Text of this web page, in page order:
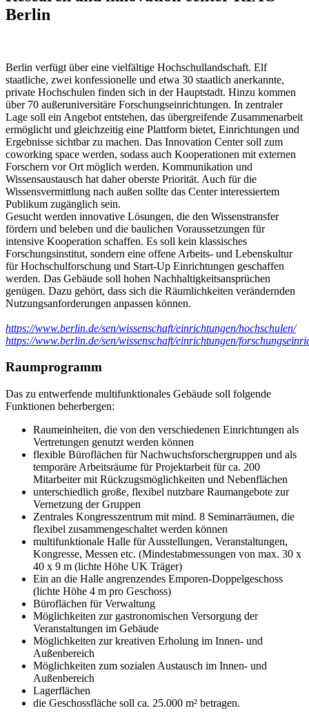
Berlin
Berlin verfügt über eine vielfältige Hochschullandschaft. Elf
staatliche, zwei konfessionelle und etwa 30 staatlich anerkannte,
private Hochschulen finden sich in der Hauptstadt. Hinzu kommen
über 70 außeruniversitäre Forschungseinrichtungen. In zentraler
Lage soll ein Angebot entstehen, das übergreifende Zusammenarbeit
ermöglicht und gleichzeitig eine Plattform bietet, Einrichtungen und
Ergebnisse sichtbar zu machen. Das Innovation Center soll zum
coworking space werden, sodass auch Kooperationen mit externen
Forschern vor Ort möglich werden. Kommunikation und
Wissensaustausch hat daher oberste Priorität. Auch für die
Wissensvermittlung nach außen sollte das Center interessiertem
Publikum zugänglich sein.
Gesucht werden innovative Lösungen, die den Wissenstransfer
fördern und beleben und die baulichen Voraussetzungen für
intensive Kooperation schaffen. Es soll kein klassisches
Forschungsinstitut, sondern eine offene Arbeits- und Lebenskultur
für Hochschulforschung und Start-Up Einrichtungen geschaffen
werden. Das Gebäude soll hohen Nachhaltigkeitsansprüchen
genügen. Dazu gehört, dass sich die Räumlichkeiten verändernden
Nutzungsanforderungen anpassen können.
https://www.berlin.de/sen/wissenschaft/einrichtungen/hochschulen/
https://www.berlin.de/sen/wissenschaft/einrichtungen/
Raumprogramm
Das zu entwerfende multifunktionales Gebäude soll folgende
Funktionen beherbergen:
Raumeinheiten, die von den verschiedenen Einrichtungen als
Vertretungen genutzt werden können
flexible Büroflächen für Nachwuchsforschergruppen und als
temporäre Arbeitsräume für Projektarbeit für ca. 200
Mitarbeiter mit Rückzugsmöglichkeiten und Nebenflächen
unterschiedlich große, flexibel nutzbare Raumangebote zur
Vernetzung der Gruppen
Zentrales Kongresszentrum mit mind. 8 Seminarräumen, die
flexibel zusammengeschaltet werden können
multifunktionale Halle für Ausstellungen, Veranstaltungen,
Kongresse, Messen etc. (Mindestabmessungen von max. 30 x
40 x 9 m (lichte Höhe UK Träger)
Ein an die Halle angrenzendes Emporen-Doppelgeschoss
(lichte Höhe 4 m pro Geschoss)
Büroflächen für Verwaltung
Möglichkeiten zur gastronomischen Versorgung der
Veranstaltungen im Gebäude
Möglichkeiten zur kreativen Erholung im Innen- und
Außenbereich
Möglichkeiten zum sozialen Austausch im Innen- und
Außenbereich
Lagerflächen
die Geschossfläche soll ca. 25.000 m² betragen.